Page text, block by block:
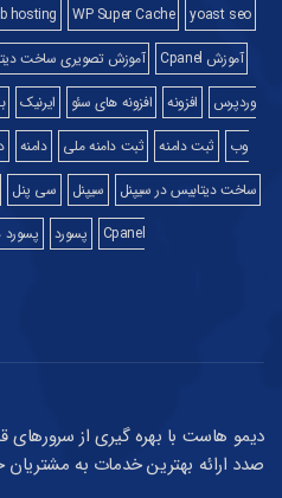
hosting WP Super Cache yoast seo
آموزش Cpanel
آموزش تصویری ساخت
وردپرس
افزونه افزونه های سئو ایرنیک
وب
ثبت دامنه ثبت دامنه ملی دامنه
ساخت دیتابیس در سیپنل
سیپنل سی پنل
Cpanel
پسورد
صدد ارائه بهترین خدمات به